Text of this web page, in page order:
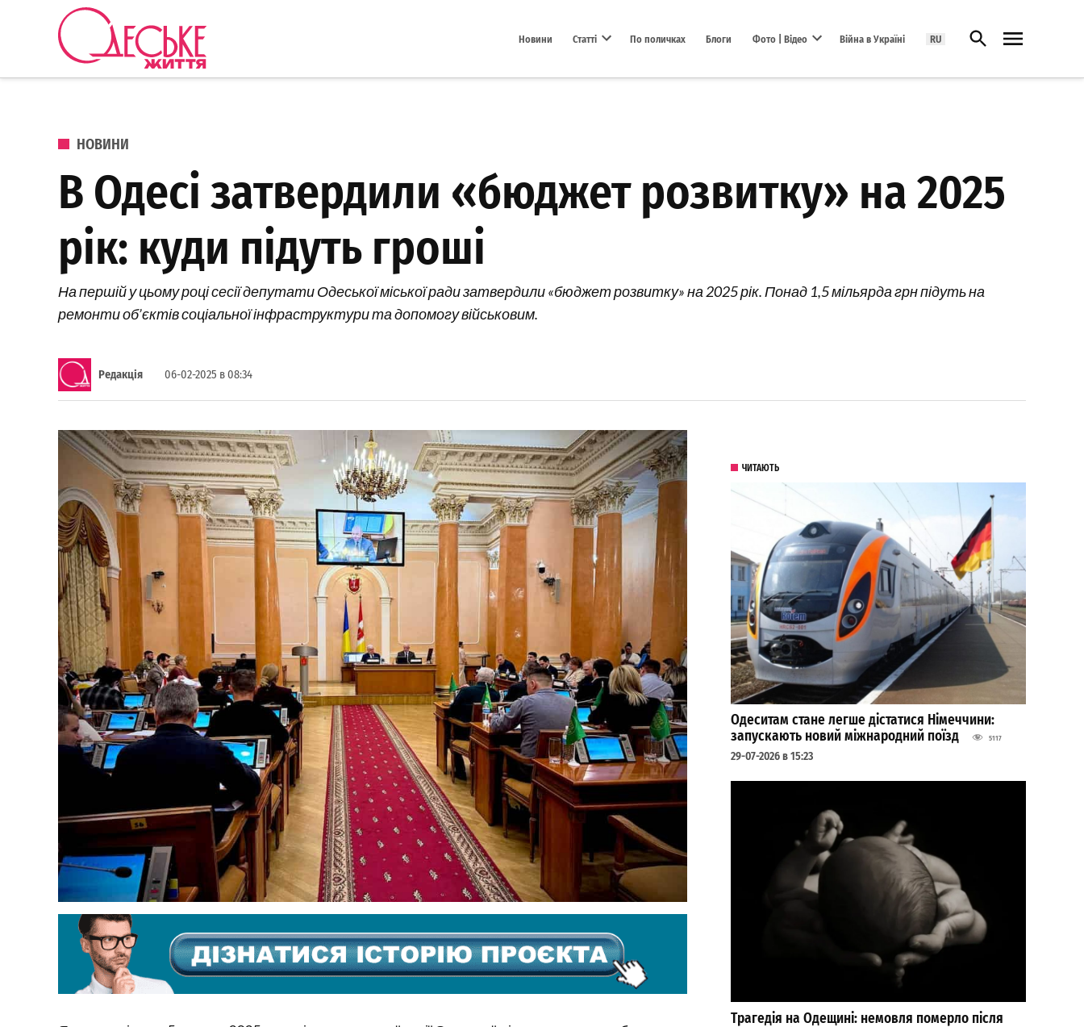
Перейти до вмісту
Новини Статті По поличках Блоги Фото | Відео Війна в Україні RU Відкрити пошук
ОПУБЛІКОВАНО В
НОВИНИ
В Одесі затвердили «бюджет розвитку» на 2025
рік: куди підуть гроші
На першій у цьому році сесії депутати Одеської міської ради затвердили «бюджет розвитку» на 2025 рік. Понад 1,5 мільярда грн підуть на
ремонти об’єктів соціальної інфраструктури та допомогу військовим.
Редакція 06-02-2025 в 08:34
ЧИТАЮТЬ
Одеситам стане легше дістатися Німеччини:
запускають новий міжнародний поїзд
5117
29-07-2026 в 15:23
Трагедія на Одещині: немовля померло після